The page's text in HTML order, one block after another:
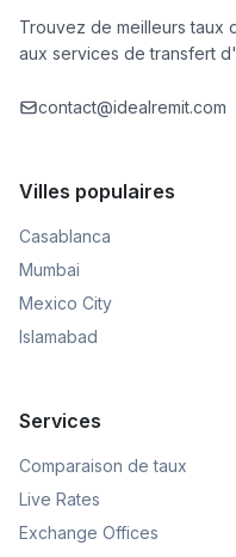
Trouvez de meilleurs taux
aux services de transfert
contact@idealremit.com
Villes populaires
Casablanca
Mumbai
Mexico City
Islamabad
Services
Comparaison de taux
Live Rates
Exchange Offices